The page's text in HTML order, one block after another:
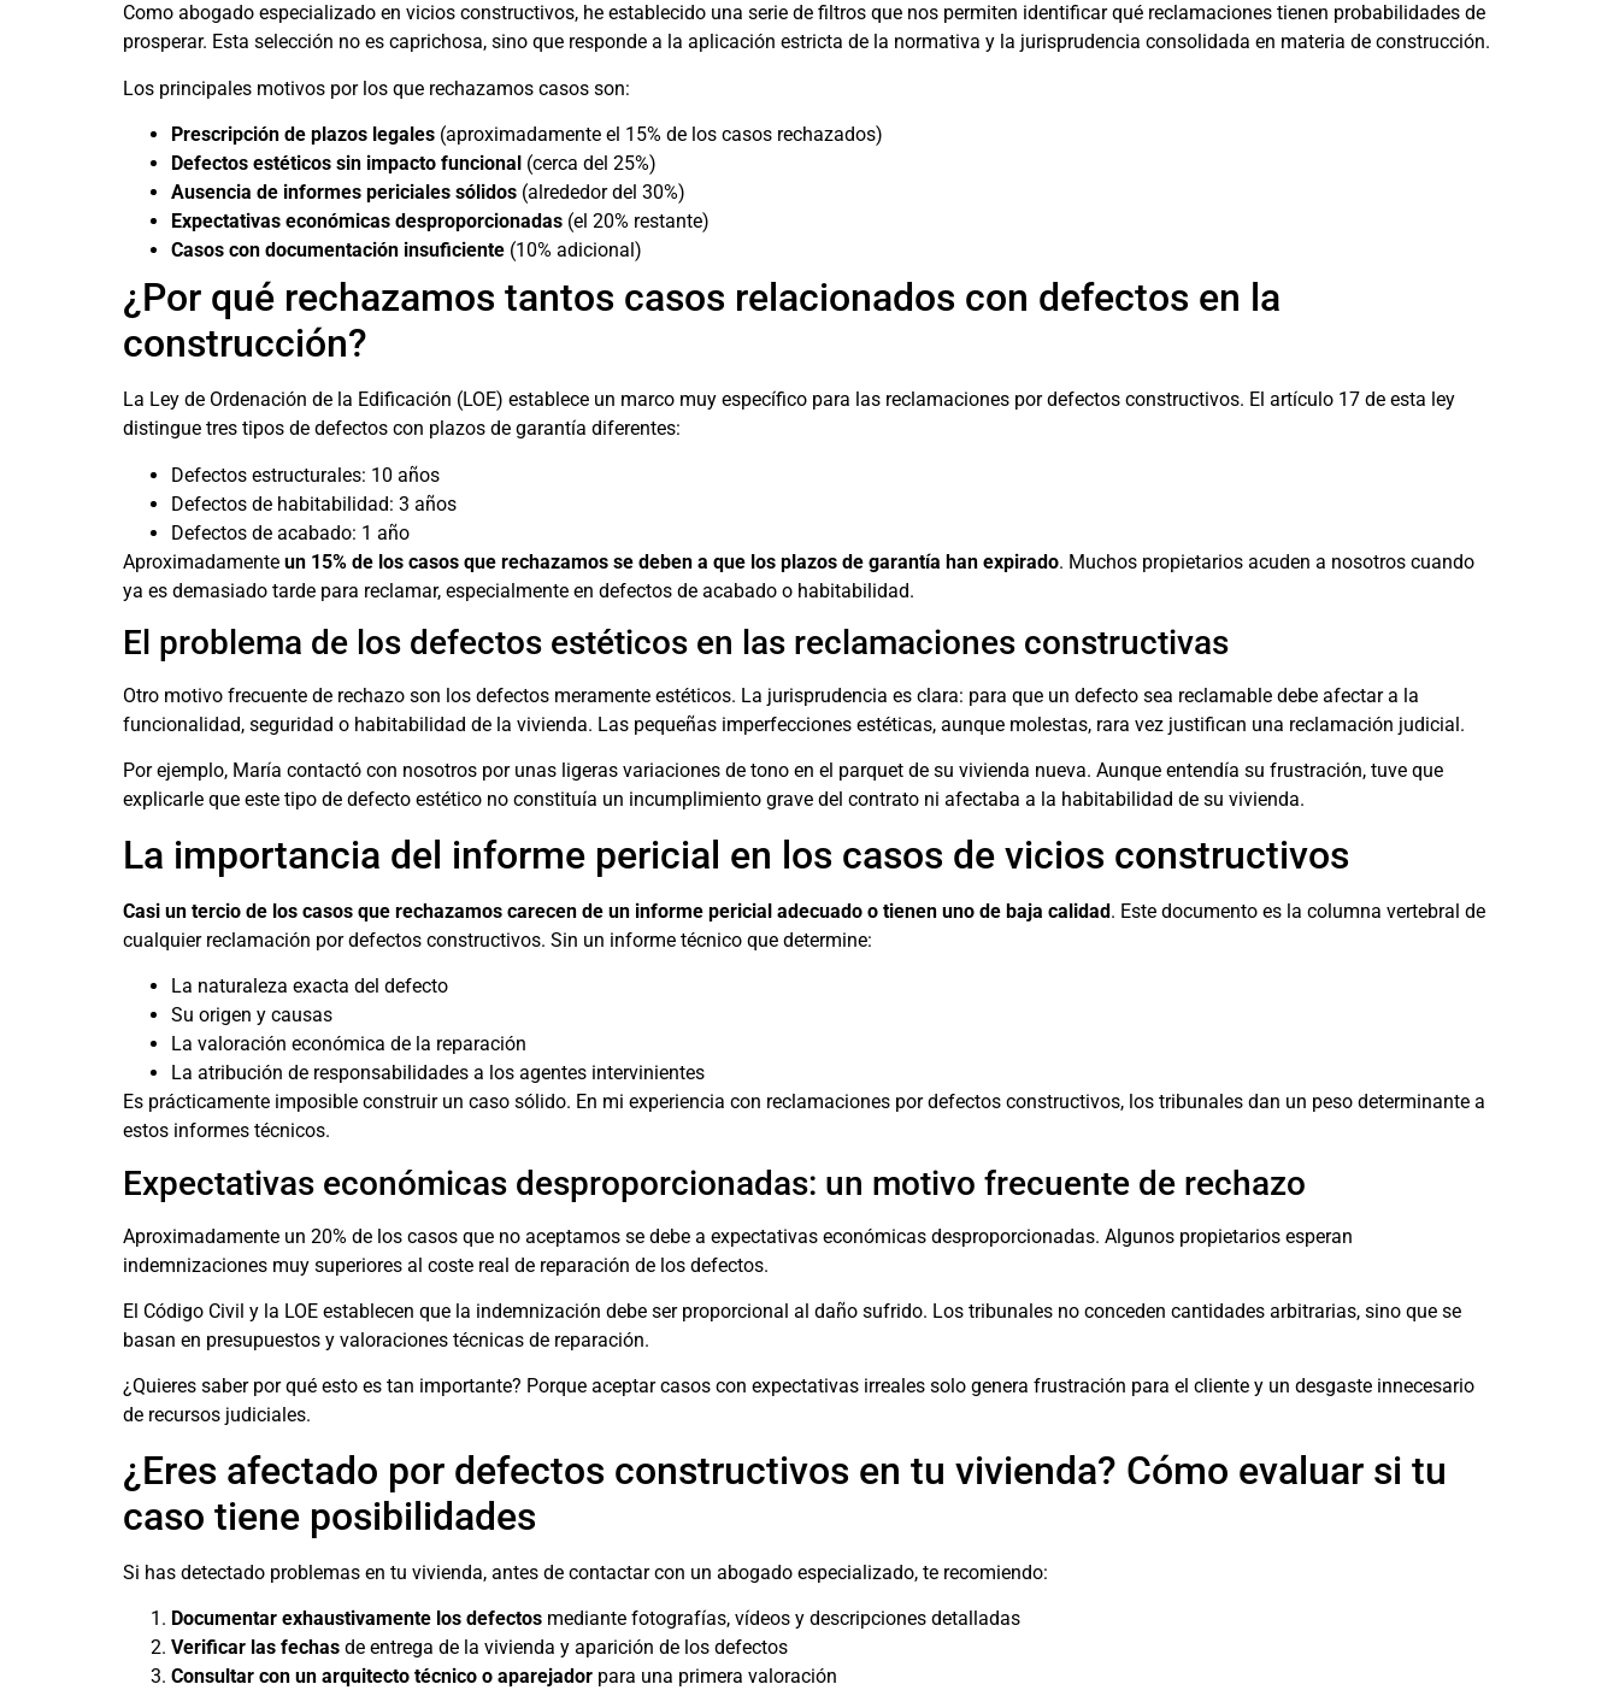
Como abogado especializado en vicios constructivos, he establecido una serie de filtros que nos permiten identificar qué reclamaciones tienen probabilidades de
prosperar. Esta selección no es caprichosa, sino que responde a la aplicación estricta de la normativa y la jurisprudencia consolidada en materia de construcción.
Los principales motivos por los que rechazamos casos son:
Prescripción de plazos legales (aproximadamente el 15% de los casos rechazados)
Defectos estéticos sin impacto funcional (cerca del 25%)
Ausencia de informes periciales sólidos (alrededor del 30%)
Expectativas económicas desproporcionadas (el 20% restante)
Casos con documentación insuficiente (10% adicional)
¿Por qué rechazamos tantos casos relacionados con defectos en la
construcción?
La Ley de Ordenación de la Edificación (LOE) establece un marco muy específico para las reclamaciones por defectos constructivos. El artículo 17 de esta ley
distingue tres tipos de defectos con plazos de garantía diferentes:
Defectos estructurales: 10 años
Defectos de habitabilidad: 3 años
Defectos de acabado: 1 año
Aproximadamente un 15% de los casos que rechazamos se deben a que los plazos de garantía han expirado. Muchos propietarios acuden a nosotros cuando
ya es demasiado tarde para reclamar, especialmente en defectos de acabado o habitabilidad.
El problema de los defectos estéticos en las reclamaciones constructivas
Otro motivo frecuente de rechazo son los defectos meramente estéticos. La jurisprudencia es clara: para que un defecto sea reclamable debe afectar a la
funcionalidad, seguridad o habitabilidad de la vivienda. Las pequeñas imperfecciones estéticas, aunque molestas, rara vez justifican una reclamación judicial.
Por ejemplo, María contactó con nosotros por unas ligeras variaciones de tono en el parquet de su vivienda nueva. Aunque entendía su frustración, tuve que
explicarle que este tipo de defecto estético no constituía un incumplimiento grave del contrato ni afectaba a la habitabilidad de su vivienda.
La importancia del informe pericial en los casos de vicios constructivos
Casi un tercio de los casos que rechazamos carecen de un informe pericial adecuado o tienen uno de baja calidad. Este documento es la columna vertebral de
cualquier reclamación por defectos constructivos. Sin un informe técnico que determine:
La naturaleza exacta del defecto
Su origen y causas
La valoración económica de la reparación
La atribución de responsabilidades a los agentes intervinientes
Es prácticamente imposible construir un caso sólido. En mi experiencia con reclamaciones por defectos constructivos, los tribunales dan un peso determinante a
estos informes técnicos.
Expectativas económicas desproporcionadas: un motivo frecuente de rechazo
Aproximadamente un 20% de los casos que no aceptamos se debe a expectativas económicas desproporcionadas. Algunos propietarios esperan
indemnizaciones muy superiores al coste real de reparación de los defectos.
El Código Civil y la LOE establecen que la indemnización debe ser proporcional al daño sufrido. Los tribunales no conceden cantidades arbitrarias, sino que se
basan en presupuestos y valoraciones técnicas de reparación.
¿Quieres saber por qué esto es tan importante? Porque aceptar casos con expectativas irreales solo genera frustración para el cliente y un desgaste innecesario
de recursos judiciales.
¿Eres afectado por defectos constructivos en tu vivienda? Cómo evaluar si tu
caso tiene posibilidades
Si has detectado problemas en tu vivienda, antes de contactar con un abogado especializado, te recomiendo:
Documentar exhaustivamente los defectos mediante fotografías, vídeos y descripciones detalladas
Verificar las fechas de entrega de la vivienda y aparición de los defectos
Consultar con un arquitecto técnico o aparejador para una primera valoración